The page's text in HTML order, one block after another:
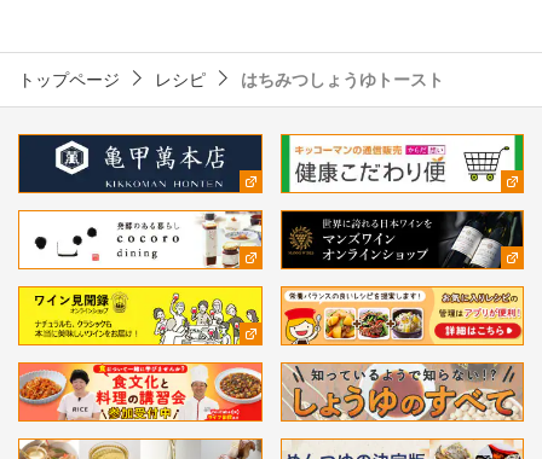
トップページ レシピ はちみつしょうゆトースト